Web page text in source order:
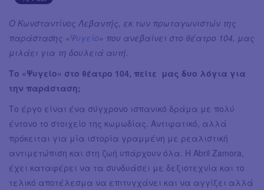
Ο Κωνσταντίνος Λεβαντής, εκ των πρωταγωνιστών της
παράστασης «Ψυγείο» που ανεβαίνει στο θέατρο 104, μας
μιλάει για τη δουλειά αυτή.
Το «Ψυγείο» στο θέατρο 104, πείτε μας δυο λόγια για
την παράσταση;
Το έργο είναι ένα σύγχρονο ισπανικό δράμα με πολύ
έντονο το στοιχείο της κωμωδίας. Αντιφατικό, αλλά
πρόκειται για μία ιστορία γραμμένη με ρεαλιστική
αντιμετώπιση και στη ζωή υπάρχουν όλα. Η Abril Zamora,
έχει καταφέρει να τα συνδυάσει με δεξιοτεχνία και το
τελικό αποτέλεσμα να επιτυγχάνει και να αγγίξει αλλά